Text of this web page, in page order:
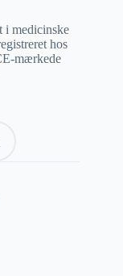
i medicinske
hos
mærkede